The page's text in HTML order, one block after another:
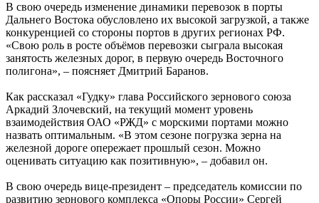
В свою очередь изменение динамики перевозок в порты
Дальнего Востока обусловлено их высокой загрузкой, а также
конкуренцией со стороны портов в других регионах РФ.
«Свою роль в росте объёмов перевозки сыграла высокая
занятость железных дорог, в первую очередь Восточного
полигона», – поясняет Дмитрий Баранов.
Как рассказал «Гудку» глава Российского зернового союза
Аркадий Злочевский, на текущий момент уровень
взаимодействия ОАО «РЖД» с морскими портами можно
назвать оптимальным. «В этом сезоне погрузка зерна на
железной дороге опережает прош­лый сезон. Можно
оценивать ситуацию как позитивную», – добавил он.
В свою очередь вице-президент – председатель комиссии по
развитию зернового комплекса «Опоры России» Сергей